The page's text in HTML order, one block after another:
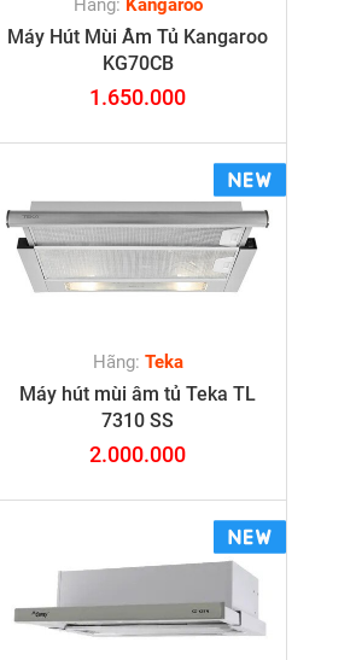
Máy Hút Mùi Âm Tủ Kangaroo
KG70CB
1.650.000
Hãng: Teka
Máy hút mùi âm tủ Teka TL
7310 SS
2.000.000